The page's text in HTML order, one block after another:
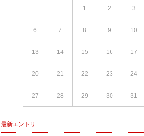
1 2 3
6 7 8 9 10
13 14 15 16 17
20 21 22 23 24
27 28 29 30 31
最新エントリ